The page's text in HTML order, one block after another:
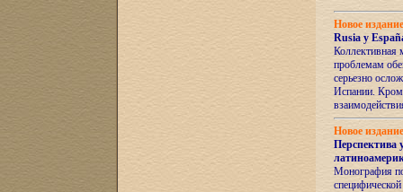
Новое
Rusia y
Коллективная
проблемам
серьезно
Испании.
Новое
Перспектива
Монография